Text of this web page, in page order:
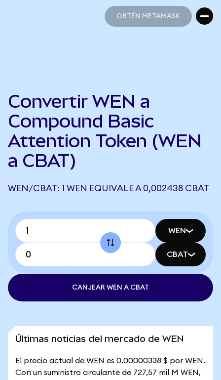
OBTÉN METAMASK
Convertir WEN a
Compound Basic
Attention Token (WEN
a CBAT)
WEN/CBAT: 1 WEN EQUIVALE A 0,002438 CBAT
WEN
CBAT
CANJEAR WEN A CBAT
Últimas noticias del mercado de WEN
El precio actual de WEN es 0,00000338 $ por WEN.
Con un suministro circulante de 727,57 mil M WEN,